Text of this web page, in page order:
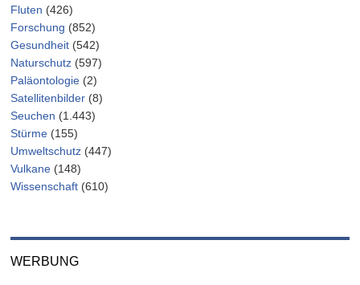
Fluten (426)
Forschung (852)
Gesundheit (542)
Naturschutz (597)
Paläontologie (2)
Satellitenbilder (8)
Seuchen (1.443)
Stürme (155)
Umweltschutz (447)
Vulkane (148)
Wissenschaft (610)
WERBUNG